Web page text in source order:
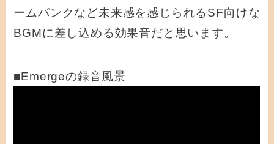
ームパンクなど未来感を感じられるSF向けな
BGMに差し込める効果音だと思います。
■Emergeの録音風景